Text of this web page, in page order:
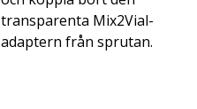
transparenta Mix2Vial-
adaptern från sprutan.